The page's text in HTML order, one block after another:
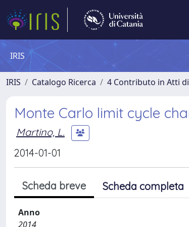
IRIS
IRIS Catalogo Ricerca 4 Contributo in Atti
Monte Carlo limit cycle
Martino, L.
2014-01-01
Scheda breve Scheda completa
Anno
2014